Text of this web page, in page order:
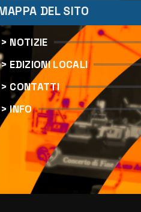
DEL SITO
> NOTIZIE
> EDIZIONI LOCALI
> CONTATTI
> INFO